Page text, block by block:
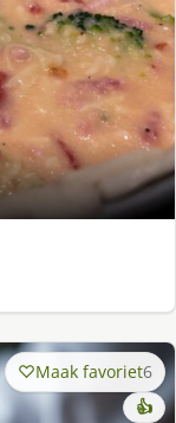
Maak favoriet6
👍